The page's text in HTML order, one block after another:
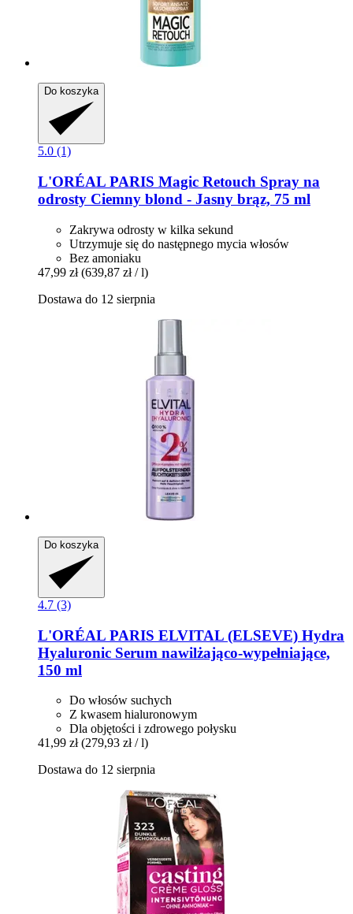
Do koszyka
5.0 (1)
L'ORÉAL PARIS Magic Retouch Spray na
odrosty Ciemny blond -​ Jasny brąz, 75 ml
Zakrywa odrosty w kilka sekund
Utrzymuje się do następnego mycia włosów
Bez amoniaku
47,99 zł (639,87 zł / l)
Dostawa do 12 sierpnia
Do koszyka
4.7 (3)
L'ORÉAL PARIS ELVITAL (ELSEVE) Hydra
Hyaluronic Serum nawilżająco-​wypełniające,
150 ml
Do włosów suchych
Z kwasem hialuronowym
Dla objętości i zdrowego połysku
41,99 zł (279,93 zł / l)
Dostawa do 12 sierpnia